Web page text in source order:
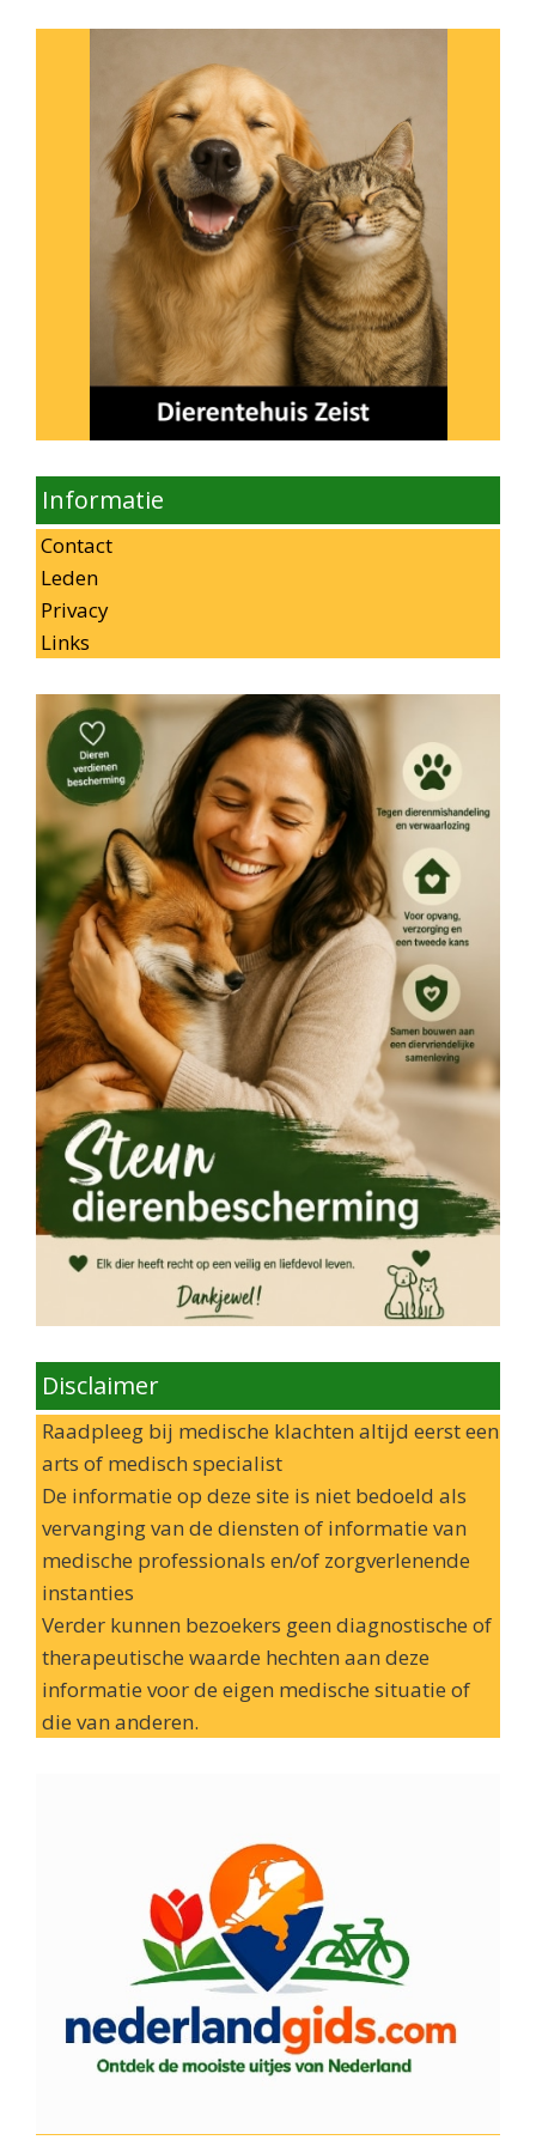
Informatie
Contact
Leden
Privacy
Links
Disclaimer
Raadpleeg bij medische klachten altijd eerst een
arts of medisch specialist
De informatie op deze site is niet bedoeld als
vervanging van de diensten of informatie van
medische professionals en/of zorgverlenende
instanties
Verder kunnen bezoekers geen diagnostische of
therapeutische waarde hechten aan deze
informatie voor de eigen medische situatie of
die van anderen.